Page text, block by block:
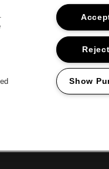
le site de Jupiler
logo Jameson en
Visitez le site
Show